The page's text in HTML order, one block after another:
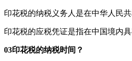
印花税的纳税义务人是在中华人民
印花税的应税凭证是指在中国境内
03印花税的纳税时间？